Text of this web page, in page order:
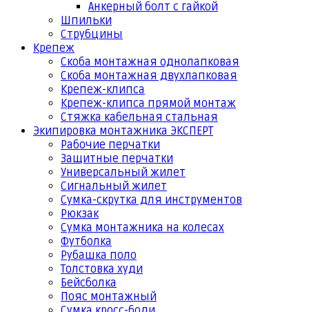
Анкерный болт с гайкой
Шпильки
Струбцины
Крепеж
Скоба монтажная однолапковая
Скоба монтажная двухлапковая
Крепеж-клипса
Крепеж-клипса прямой монтаж
Стяжка кабельная стальная
Экипировка монтажника ЭКСПЕРТ
Рабочие перчатки
Защитные перчатки
Универсальный жилет
Сигнальный жилет
Сумка-скрутка для инструментов
Рюкзак
Сумка монтажника на колесах
Футболка
Рубашка поло
Толстовка худи
Бейсболка
Пояс монтажный